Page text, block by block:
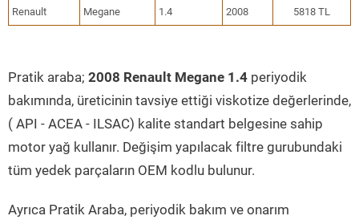
Renault Megane 1.4 2008 5818 TL
Pratik araba; 2008 Renault Megane 1.4 periyodik
bakımında, üreticinin tavsiye ettiği viskotize değerlerinde,
( API - ACEA - ILSAC) kalite standart belgesine sahip
motor yağ kullanır. Değişim yapılacak filtre gurubundaki
tüm yedek parçaların OEM kodlu bulunur.
Ayrıca Pratik Araba, periyodik bakım ve onarım